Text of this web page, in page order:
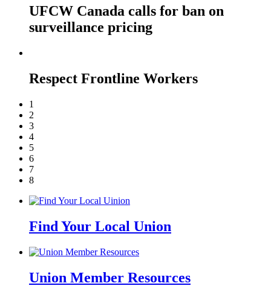
UFCW Canada calls for ban on
surveillance pricing
Respect Frontline Workers
1
2
3
4
5
6
7
8
Find Your Local Union
Union Member Resources